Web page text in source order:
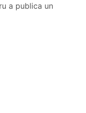
a publica un